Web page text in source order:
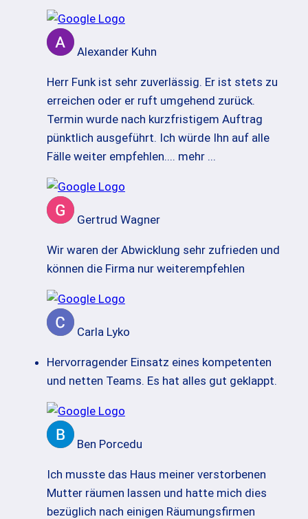
Alexander Kuhn
Herr Funk ist sehr zuverlässig. Er ist stets zu
erreichen oder er ruft umgehend zurück.
Termin wurde nach kurzfristigem Auftrag
pünktlich ausgeführt. Ich würde Ihn auf alle
Fälle weiter empfehlen.... mehr ...
Gertrud Wagner
Wir waren der Abwicklung sehr zufrieden und
können die Firma nur weiterempfehlen
Carla Lyko
Hervorragender Einsatz eines kompetenten
und netten Teams. Es hat alles gut geklappt.
Ben Porcedu
Ich musste das Haus meiner verstorbenen
Mutter räumen lassen und hatte mich dies
bezüglich nach einigen Räumungsfirmen